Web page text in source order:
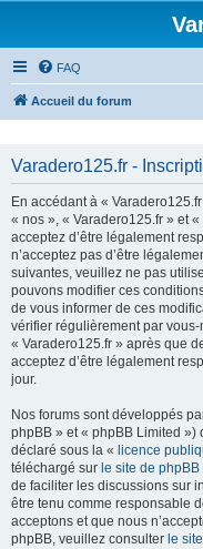
FAQ
Accueil du forum
Varadero125.fr -
En accédant à «
« nos », « Varadero125.fr » et
acceptez d’être légalement
n’acceptez pas d’être
suivantes, veuillez ne pas
pouvons modifier ces
de vous informer de ces
vérifier régulièrement par
« Varadero125.fr » après que
acceptez d’être légalement
jour.
Nos forums sont développés
phpBB » et « phpBB Limited
déclaré sous la « licence
téléchargé sur le site de phpBB
de faciliter les discussions sur
être tenu comme responsable
acceptons et que nous
phpBB, veuillez consulter le